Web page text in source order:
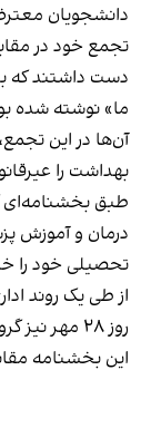
دانشجویان
تجمع خود در
دست داشتند که
ما» نوشته شده
آن‌ها در این
بهداشت را
طبق بخشنامه‌ای
درمان و آموزش
تحصیلی خود را
از طی یک روند
روز ۲۸ مهر
این بخشنامه